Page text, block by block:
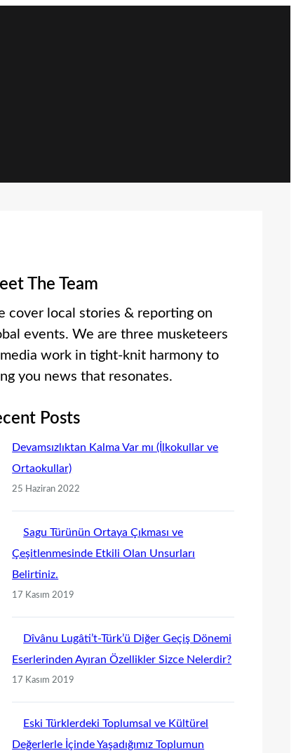
The Team
cover local stories & reporting on
events. We are three musketeers
work in tight-knit harmony to
you news that resonates.
Posts
Devamsızlıktan Kalma Var mı (İlkokullar ve
Ortaokullar)
25 Haziran 2022
Sagu Türünün Ortaya Çıkması ve
Çeşitlenmesinde Etkili Olan Unsurları
Belirtiniz.
17 Kasım 2019
Dîvânu Lugâti’t-Türk’ü Diğer Geçiş Dönemi
Eserlerinden Ayıran Özellikler Sizce Nelerdir?
17 Kasım 2019
Eski Türklerdeki Toplumsal ve Kültürel
Değerlerle İçinde Yaşadığımız Toplumun